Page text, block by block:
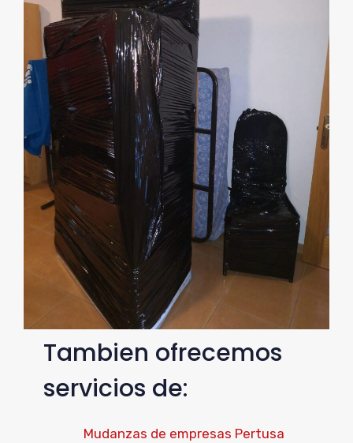
Tambien ofrecemos
servicios de:
Mudanzas de empresas Pertusa